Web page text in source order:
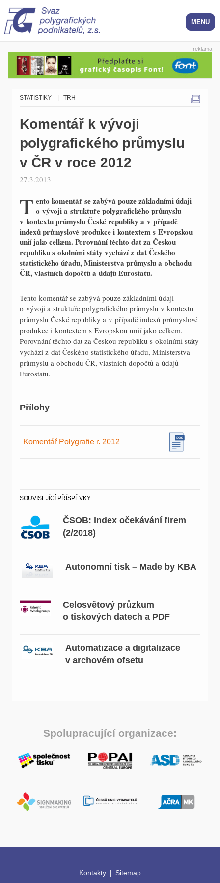
reklama
STATISTIKY TRH
Komentář k vývoji
polygrafického průmyslu
v ČR v roce 2012
27.3.2013
T ento komentář se zabývá pouze základními údaji
o vývoji a struktuře polygrafického průmyslu
v kontextu průmyslu České republiky a v případě
indexů průmyslové produkce i kontextem s Evropskou
unií jako celkem. Porovnání těchto dat za Českou
republiku s okolními státy vychází z dat Českého
statistického úřadu, Ministerstva průmyslu a obchodu
ČR, vlastních dopočtů a údajů Eurostatu.
Tento komentář se zabývá pouze základními údaji
o vývoji a struktuře polygrafického průmyslu v kontextu
průmyslu České republiky a v případě indexů průmyslové
produkce i kontextem s Evropskou unií jako celkem.
Porovnání těchto dat za Českou republiku s okolními státy
vychází z dat Českého statistického úřadu, Ministerstva
průmyslu a obchodu ČR, vlastních dopočtů a údajů
Eurostatu.
Přílohy
Komentář Polygrafie r. 2012
SOUVISEJÍCÍ PŘÍSPĚVKY
ČSOB: Index očekávání firem
(2/2018)
Autonomní tisk – Made by KBA
Celosvětový průzkum
o tiskových datech a PDF
Automatizace a digitalizace
v archovém ofsetu
Spolupracující organizace:
Kontakty | Sitemap